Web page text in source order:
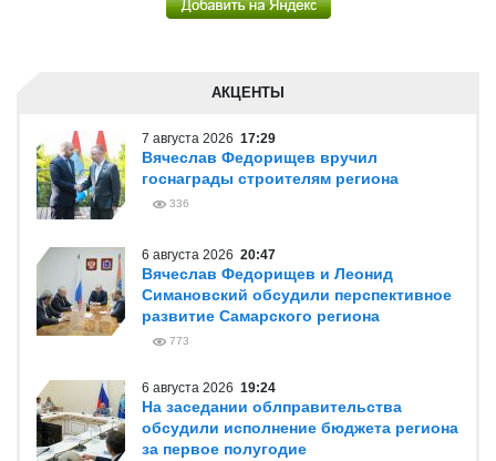
АКЦЕНТЫ
7 августа 2026 17:29
Вячеслав Федорищев вручил
госнаграды строителям региона
336
6 августа 2026 20:47
Вячеслав Федорищев и Леонид
Симановский обсудили перспективное
развитие Самарского региона
773
6 августа 2026 19:24
На заседании облправительства
обсудили исполнение бюджета региона
за первое полугодие